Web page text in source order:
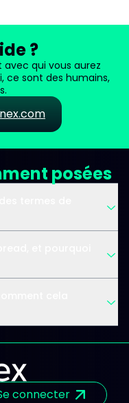
?
avec qui vous aurez
ce sont des humains,
posées
connecter